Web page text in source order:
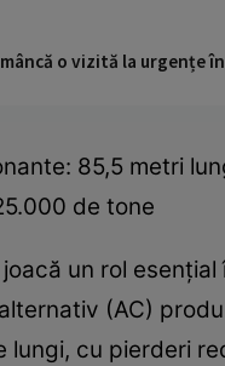
o vizită la urgențe
85,5 metri
de tone
un rol
(AC)
cu pierderi